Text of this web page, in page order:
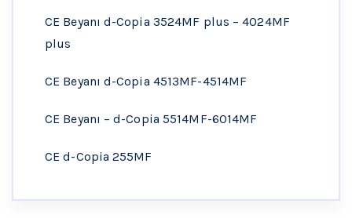
CE Beyanı d-Copia 3524MF plus – 4024MF
plus
CE Beyanı d-Copia 4513MF-4514MF
CE Beyanı – d-Copia 5514MF-6014MF
CE d-Copia 255MF